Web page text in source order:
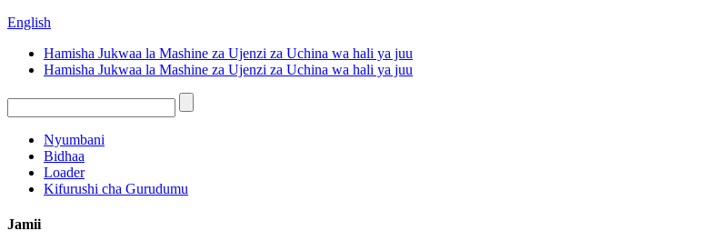
English
Hamisha Jukwaa la Mashine za Ujenzi za Uchina wa hali ya juu
Hamisha Jukwaa la Mashine za Ujenzi za Uchina wa hali ya juu
Nyumbani
Bidhaa
Loader
Kifurushi cha Gurudumu
Jamii